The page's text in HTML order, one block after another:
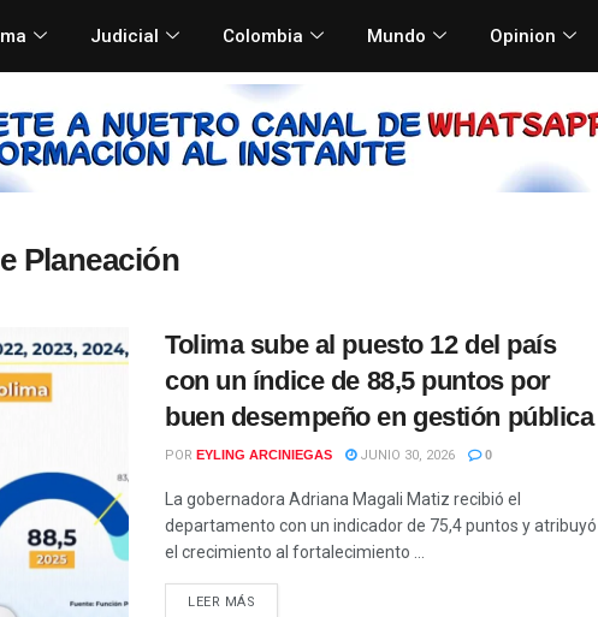
Judicial Colombia Mundo Opinion
Planeación
Tolima sube al puesto 12 del país
con un índice de 88,5 puntos por
buen desempeño en gestión pública
POR EYLING ARCINIEGAS JUNIO 30, 2026 0
La gobernadora Adriana Magali Matiz recibió el
departamento con un indicador de 75,4 puntos y atribuyó
el crecimiento al fortalecimiento ...
LEER MÁS